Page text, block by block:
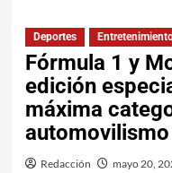
Deportes
Fórmula 1 y
edición
máxima
automovilismo
Redacción mayo 20,